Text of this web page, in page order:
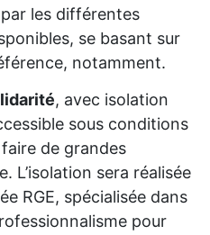
les différentes
se basant sur
notamment.
, avec isolation
sous conditions
de grandes
L’isolation sera réalisée
RGE, spécialisée dans
pour